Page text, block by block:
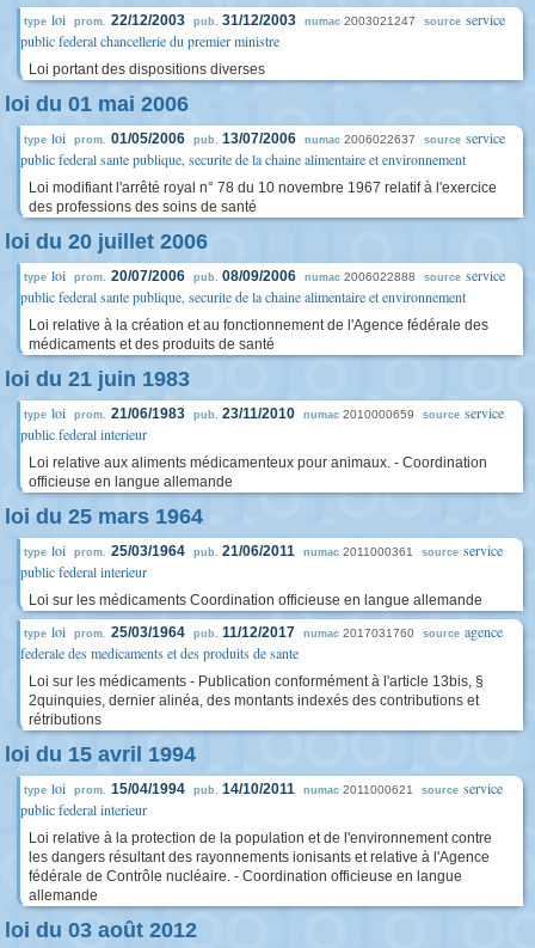
type loi prom. 22/12/2003 pub. 31/12/2003 numac 2003021247 source service
public federal chancellerie du premier ministre
Loi portant des dispositions diverses
loi du 01 mai 2006
type loi prom. 01/05/2006 pub. 13/07/2006 numac 2006022637 source service
public federal sante publique, securite de la chaine alimentaire et environnement
Loi modifiant l'arrêté royal n° 78 du 10 novembre 1967 relatif à l'exercice
des professions des soins de santé
loi du 20 juillet 2006
type loi prom. 20/07/2006 pub. 08/09/2006 numac 2006022888 source service
public federal sante publique, securite de la chaine alimentaire et environnement
Loi relative à la création et au fonctionnement de l'Agence fédérale des
médicaments et des produits de santé
loi du 21 juin 1983
type loi prom. 21/06/1983 pub. 23/11/2010 numac 2010000659 source service
public federal interieur
Loi relative aux aliments médicamenteux pour animaux. - Coordination
officieuse en langue allemande
loi du 25 mars 1964
type loi prom. 25/03/1964 pub. 21/06/2011 numac 2011000361 source service
public federal interieur
Loi sur les médicaments Coordination officieuse en langue allemande
type loi prom. 25/03/1964 pub. 11/12/2017 numac 2017031760 source agence
federale des medicaments et des produits de sante
Loi sur les médicaments - Publication conformément à l'article 13bis, §
2quinquies, dernier alinéa, des montants indexés des contributions et
rétributions
loi du 15 avril 1994
type loi prom. 15/04/1994 pub. 14/10/2011 numac 2011000621 source service
public federal interieur
Loi relative à la protection de la population et de l'environnement contre
les dangers résultant des rayonnements ionisants et relative à l'Agence
fédérale de Contrôle nucléaire. - Coordination officieuse en langue
allemande
loi du 03 août 2012